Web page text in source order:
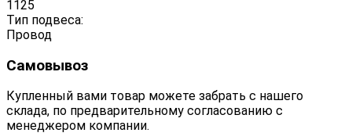
1125
Тип подвеса:
Провод
Самовывоз
Купленный вами товар можете забрать с нашего
склада, по предварительному согласованию с
менеджером компании.